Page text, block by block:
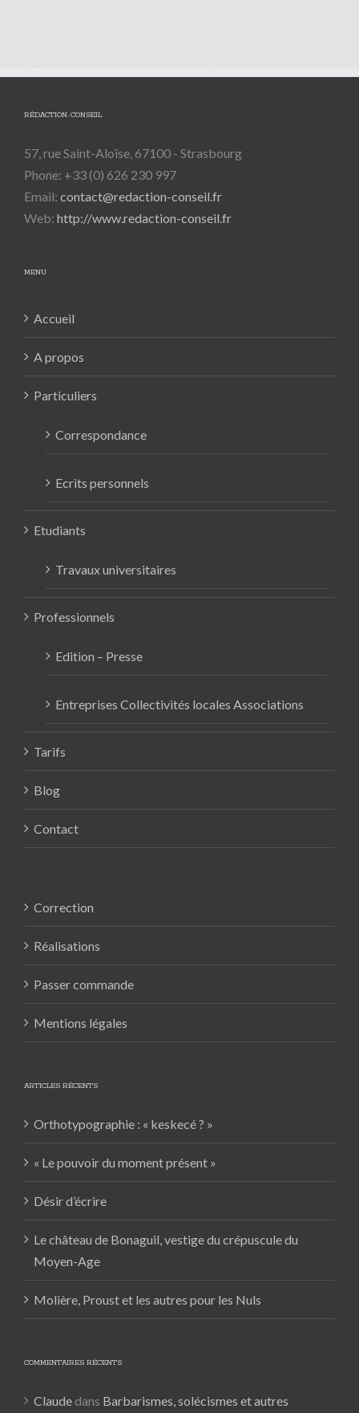
RÉDACTION-CONSEIL
57, rue Saint-Aloïse, 67100 - Strasbourg
Phone: +33 (0) 626 230 997
Email: contact@redaction-conseil.fr
Web: http://www.redaction-conseil.fr
MENU
Accueil
A propos
Particuliers
Correspondance
Ecrits personnels
Etudiants
Travaux universitaires
Professionnels
Edition – Presse
Entreprises Collectivités locales Associations
Tarifs
Blog
Contact
Correction
Réalisations
Passer commande
Mentions légales
ARTICLES RÉCENTS
Orthotypographie : « keskecé ? »
« Le pouvoir du moment présent »
Désir d’écrire
Le château de Bonaguil, vestige du crépuscule du
Moyen-Age
Molière, Proust et les autres pour les Nuls
COMMENTAIRES RÉCENTS
Claude dans Barbarismes, solécismes et autres